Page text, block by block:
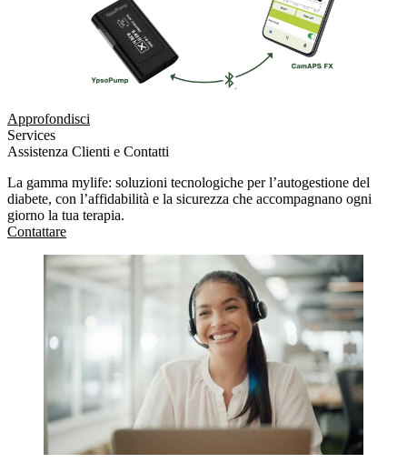
Approfondisci
Services
Assistenza Clienti e Contatti
La gamma mylife: soluzioni tecnologiche per l’autogestione del
diabete, con l’affidabilità e la sicurezza che accompagnano ogni
giorno la tua terapia.
Contattare